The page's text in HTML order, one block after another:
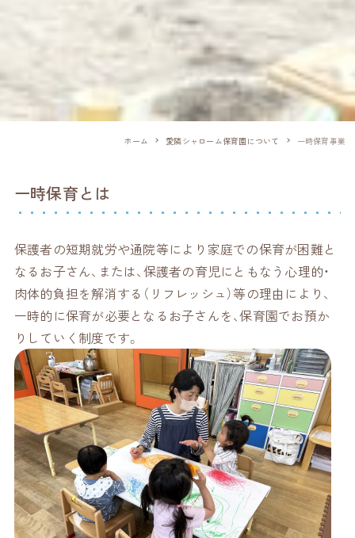
ホーム 愛隣シャローム保育園について 一時保育事業
一時保育とは
保護者の短期就労や通院等により家庭での保育が困難と
なるお子さん、または、保護者の育児にともなう心理的・
肉体的負担を解消する（リフレッシュ）等の理由により、
一時的に保育が必要となるお子さんを、保育園でお預か
りしていく制度です。